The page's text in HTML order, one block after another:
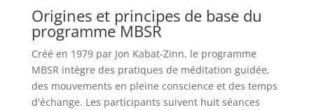
Origines et principes de base du
programme MBSR
Créé en 1979 par Jon Kabat-Zinn, le programme
MBSR intègre des pratiques de méditation guidée,
des mouvements en pleine conscience et des temps
d'échange. Les participants suivent huit séances